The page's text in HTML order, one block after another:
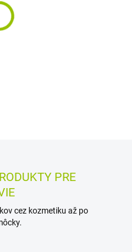
PRE
cez kozmetiku až po